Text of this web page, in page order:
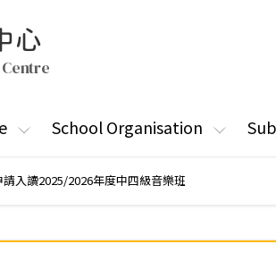
心
School Organisation
請入讀2025/2026年度中四級音樂班